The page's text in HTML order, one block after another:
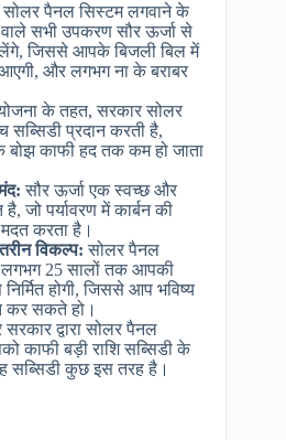
सोलर पैनल सिस्टम लगवाने के
सभी उपकरण सौर ऊर्जा से
चलेंगे, जिससे आपके बिजली बिल में
और लगभग ना के बराबर
के तहत, सरकार सोलर
प्रदान करती है,
बोझ काफी हद तक कम हो जाता
सौर ऊर्जा एक स्वच्छ और
जो पर्यावरण में कार्बन की
करता है।
विकल्प: सोलर पैनल
लगभग 25 सालों तक आपकी
होगी, जिससे आप भविष्य
कर सकते हो।
द्वारा सोलर पैनल
काफी बड़ी राशि सब्सिडी के
सब्सिडी कुछ इस तरह है।